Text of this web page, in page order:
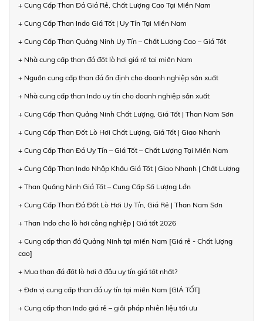
+ Cung Cấp Than Đá Giá Rẻ, Chất Lượng Cao Tại Miền Nam
+ Cung Cấp Than Indo Giá Tốt | Uy Tín Tại Miền Nam
+ Cung Cấp Than Quảng Ninh Uy Tín – Chất Lượng Cao – Giá Tốt
+ Nhà cung cấp than đá đốt lò hơi giá rẻ tại miền Nam
+ Nguồn cung cấp than đá ổn định cho doanh nghiệp sản xuất
+ Nhà cung cấp than Indo uy tín cho doanh nghiệp sản xuất
+ Cung Cấp Than Quảng Ninh Chất Lượng, Giá Tốt | Than Nam Sơn
+ Cung Cấp Than Đốt Lò Hơi Chất Lượng, Giá Tốt | Giao Nhanh
+ Cung Cấp Than Đá Uy Tín – Giá Tốt – Chất Lượng Tại Miền Nam
+ Cung Cấp Than Indo Nhập Khẩu Giá Tốt | Giao Nhanh | Chất Lượng
+ Than Quảng Ninh Giá Tốt – Cung Cấp Số Lượng Lớn
+ Cung Cấp Than Đá Đốt Lò Hơi Uy Tín, Giá Rẻ | Than Nam Sơn
+ Than Indo cho lò hơi công nghiệp | Giá tốt 2026
+ Cung cấp than đá Quảng Ninh tại miền Nam [Giá rẻ - Chất lượng
cao]
+ Mua than đá đốt lò hơi ở đâu uy tín giá tốt nhất?
+ Đơn vị cung cấp than đá uy tín tại miền Nam [GIÁ TỐT]
+ Cung cấp than Indo giá rẻ – giải pháp nhiên liệu tối ưu